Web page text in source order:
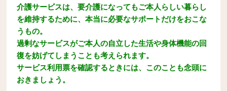
介護サービスは、要介護になってもご本人らしい暮らし
を維持するために、本当に必要なサポートだけをおこな
うもの。
過剰なサービスがご本人の自立した生活や身体機能の回
復を妨げてしまうことも考えられます。
サービス利用票を確認するときには、このことも念頭に
おきましょう。